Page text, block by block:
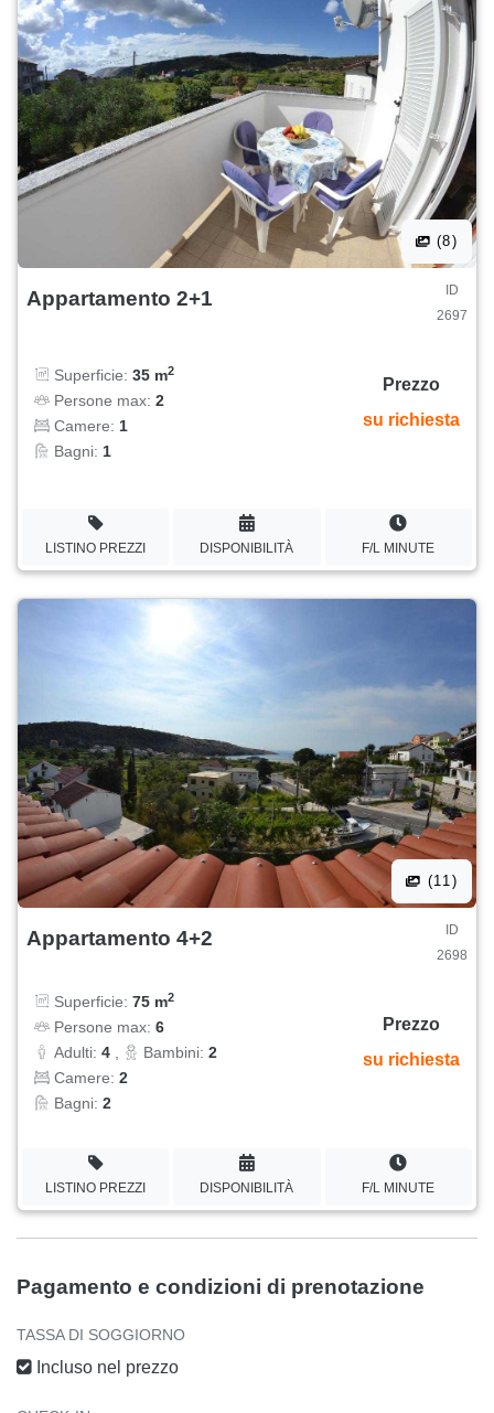
(8)
Appartamento 2+1
ID
2697
Superficie: 35 m2
Persone max: 2
Camere: 1
Bagni: 1
Prezzo
su richiesta
LISTINO PREZZI DISPONIBILITÀ F/L MINUTE
(11)
Appartamento 4+2
ID
2698
Superficie: 75 m2
Persone max: 6
Adulti: 4 , Bambini: 2
Camere: 2
Bagni: 2
Prezzo
su richiesta
LISTINO PREZZI DISPONIBILITÀ F/L MINUTE
Pagamento e condizioni di prenotazione
TASSA DI SOGGIORNO
Incluso nel prezzo